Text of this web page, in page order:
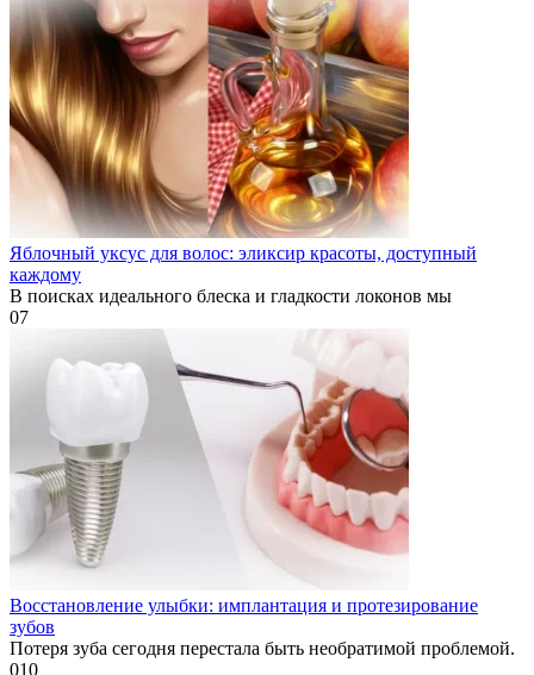
Яблочный уксус для волос: эликсир красоты, доступный
каждому
В поисках идеального блеска и гладкости локонов мы
07
Восстановление улыбки: имплантация и протезирование
зубов
Потеря зуба сегодня перестала быть необратимой проблемой.
010